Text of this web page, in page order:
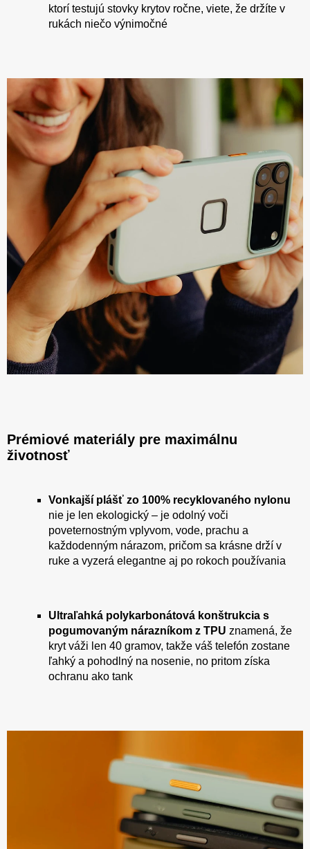
ktorí testujú stovky krytov ročne, viete, že držíte v
rukách niečo výnimočné
Prémiové materiály pre maximálnu
životnosť
Vonkajší plášť zo 100% recyklovaného nylonu
nie je len ekologický – je odolný voči
poveternostným vplyvom, vode, prachu a
každodenným nárazom, pričom sa krásne drží v
ruke a vyzerá elegantne aj po rokoch používania
Ultraľahká polykarbonátová konštrukcia s
pogumovaným nárazníkom z TPU znamená, že
kryt váži len 40 gramov, takže váš telefón zostane
ľahký a pohodlný na nosenie, no pritom získa
ochranu ako tank